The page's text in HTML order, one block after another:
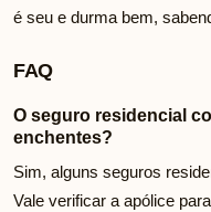
é seu e durma bem,
FAQ
O seguro residencial
enchentes?
Sim, alguns seguros
Vale verificar a apólice